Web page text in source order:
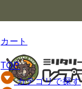
カート
TOP
カテゴリで探す